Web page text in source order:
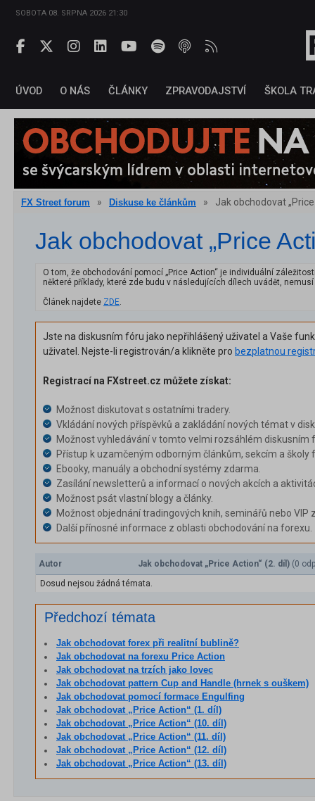
SOBOTA 08. SRPNA 2026 21:30
ÚVOD O NÁS ČLÁNKY ZPRAVODAJSTVÍ ŠKOLA
FX Street forum » Diskuse ke článkům » Jak obchodovat
Jak obchodovat „Price
O tom, že obchodování pomocí „Price Action“ je individuální
některé příklady, které zde budu v následujících dílech uvádět,
Článek najdete ZDE.
Jste na diskusním fóru jako nepřihlášený uživatel a Vaše
uživatel. Nejste-li registrován/a klikněte pro bezplatnou
Registrací na FXstreet.cz můžete získat:
Možnost diskutovat s ostatními tradery.
Vkládání nových příspěvků a zakládání nových témat v
Možnost vyhledávání v tomto velmi rozsáhlém diskusním
Přístup k uzamčeným odborným článkům, sekcím a školy
Ebooky, manuály a obchodní systémy zdarma.
Zasílání newsletterů a informací o nových akcích a
Možnost psát vlastní blogy a články.
Možnost objednání tradingových knih, seminářů nebo VIP
Další přínosné informace z oblasti obchodování na forexu.
Autor Jak obchodovat „Price Action“ (2. díl) (0
Dosud nejsou žádná témata.
Předchozí témata
Jak obchodovat forex při realitní bublině?
Jak obchodovat na forexu Price Action
Jak obchodovat na trzích jako lovec
Jak obchodovat pattern Cup and Handle (hrnek s ouškem)
Jak obchodovat pomocí formace Engulfing
Jak obchodovat „Price Action“ (1. díl)
Jak obchodovat „Price Action“ (10. díl)
Jak obchodovat „Price Action“ (11. díl)
Jak obchodovat „Price Action“ (12. díl)
Jak obchodovat „Price Action“ (13. díl)